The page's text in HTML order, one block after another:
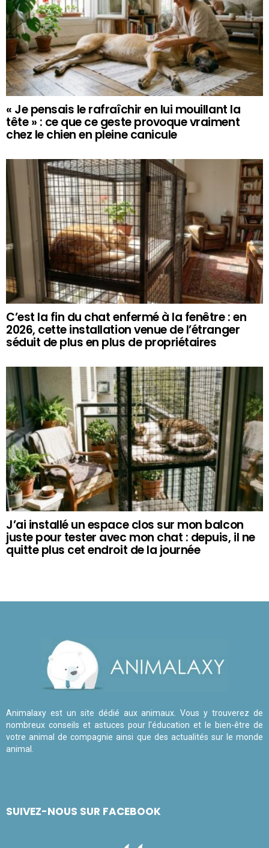
« Je pensais le rafraîchir en lui mouillant la
tête » : ce que ce geste provoque vraiment
chez le chien en pleine canicule
C’est la fin du chat enfermé à la fenêtre : en
2026, cette installation venue de l’étranger
séduit de plus en plus de propriétaires
J’ai installé un espace clos sur mon balcon
juste pour tester avec mon chat : depuis, il ne
quitte plus cet endroit de la journée
Animalaxy est un site dédié aux animaux. Vous y trouverez de
nombreux conseils et astuces pour l'éducation et le bien-être de
votre animal de compagnie ainsi que des actualités sur le monde
animal.
SUIVEZ-NOUS SUR FACEBOOK